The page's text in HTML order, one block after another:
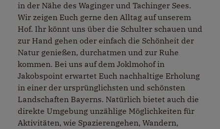
in der Nähe des Waginger und Tachinger Sees.
Wir zeigen Euch gerne den Alltag auf unserem
Hof. Ihr könnt uns über die Schulter schauen und
zur Hand gehen oder einfach die Schönheit der
Natur genießen, durchatmen und zur Ruhe
kommen. Bei uns auf dem Joklmohof in
Jakobspoint erwartet Euch nachhaltige Erholung
in einer der ursprünglichsten und schönsten
Landschaften Bayerns. Natürlich bietet auch die
direkte Umgebung unzählige Möglichkeiten für
Aktivitäten, wie Spazierengehen, Wandern,